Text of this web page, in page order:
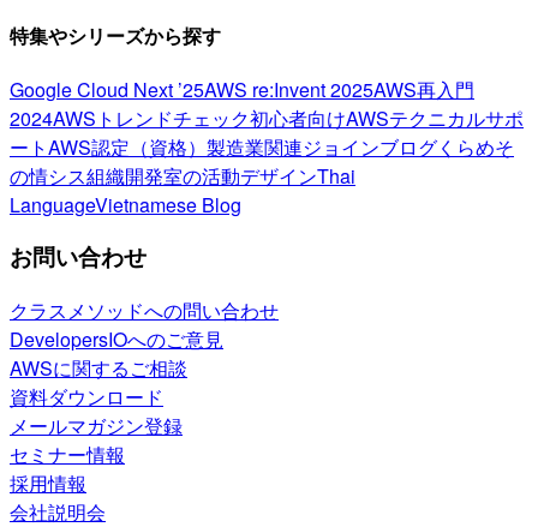
特集やシリーズから探す
Google Cloud Next ’25AWS re:Invent 2025AWS再入門
2024AWSトレンドチェック初心者向けAWSテクニカルサポ
ートAWS認定（資格） 製造業関連ジョインブログくらめそ
の情シス組織開発室の活動デザインThai
LanguageVietnamese Blog
お問い合わせ
クラスメソッドへの問い合わせ
DevelopersIOへのご意見
AWSに関するご相談
資料ダウンロード
メールマガジン登録
セミナー情報
採用情報
会社説明会